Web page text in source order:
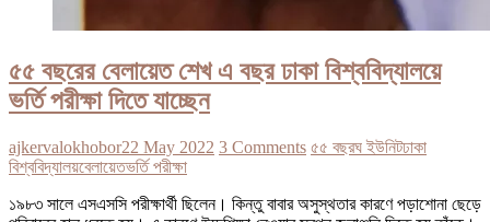
৫৫ বছরের বেলায়েত শেখ এ বছর ঢাকা বিশ্ববিদ্যালয়ে
ভর্তি পরীক্ষা দিতে যাচ্ছেন
ajkervalokhobor22 May 2022 3 Comments ৫৫ বছরঘ ইউনিটঢাকা
বিশ্ববিদ্যালয়বেলায়েতভর্তি পরীক্ষা
১৯৮৩ সালে এসএসসি পরীক্ষার্থী ছিলেন। কিন্তু বাবার অসুস্থতার কারণে পড়াশোনা ছেড়ে